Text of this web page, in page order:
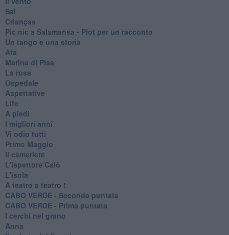
Sal
Crianças
Pic nic a Salamansa - Plot per un racconto
Un tango e una storia
Afa
Marina di Pisa
La rosa
Ospedale
Aspettative
Life
A piedi
I migliori anni
Vi odio tutti
Primo Maggio
Il cameriere
L'ispettore Calò
L'isola
A teatro a teatro !
CABO VERDE - Seconda puntata
CABO VERDE - Prima puntata
I cerchi nel grano
Anna